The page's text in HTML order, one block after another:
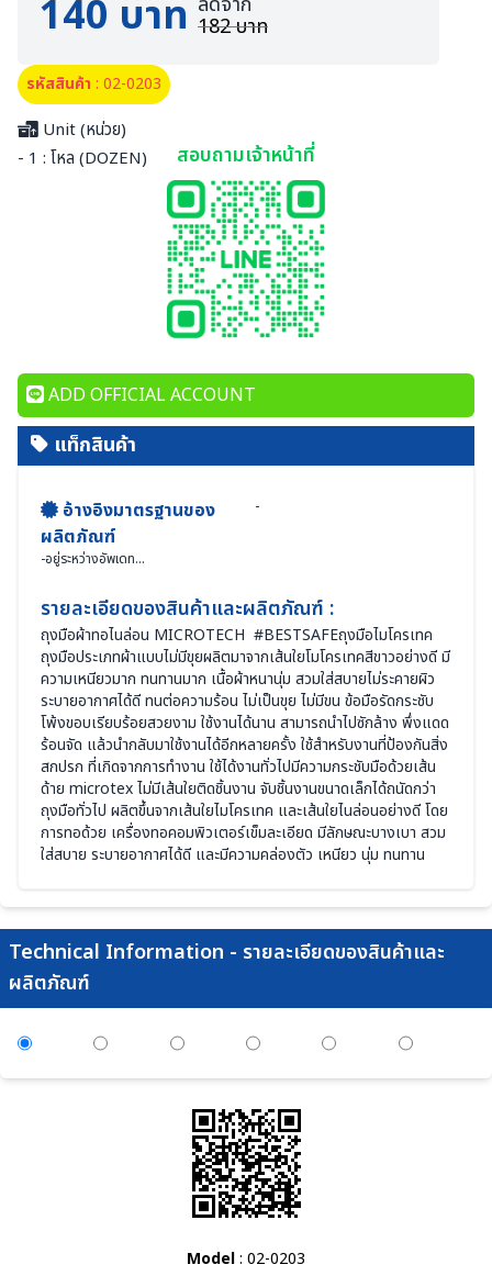
140 บาท 182 บาท
รหัสสินค้า : 02-0203
Unit (หน่วย)
- 1 : โหล (DOZEN)
สอบถามเจ้าหน้าที่
ADD OFFICIAL ACCOUNT
แท็กสินค้า
อ้างอิงมาตรฐานของ
ผลิตภัณฑ์
-อยู่ระหว่างอัพเดท...
-
รายละเอียดของสินค้าและผลิตภัณฑ์ :
ถุงมือผ้าทอไนล่อน MICROTECH #BESTSAFEถุงมือไมโครเทค
ถุงมือประเภทผ้าแบบไม่มีขุยผลิตมาจากเส้นใยโมโครเทคสีขาวอย่างดี มี
ความเหนียวมาก ทนทานมาก เนื้อผ้าหนานุ่ม สวมใส่สบายไม่ระคายผิว
ระบายอากาศได้ดี ทนต่อความร้อน ไม่เป็นขุย ไม่มีขน ข้อมือรัดกระชับ
โพ้งขอบเรียบร้อยสวยงาม ใช้งานได้นาน สามารถนำไปซักล้าง พึ่งแดด
ร้อนจัด แล้วนำกลับมาใช้งานได้อีกหลายครั้ง ใช้สำหรับงานที่ป้องกันสิ่ง
สกปรก ที่เกิดจากการทำงาน ใช้ได้งานทั่วไปมีความกระชับมือด้วยเส้น
ด้าย microtex ไม่มีเส้นใยติดชิ้นงาน จับชิ้นงานขนาดเล็กได้ถนัดกว่า
ถุงมือทั่วไป ผลิตขึ้นจากเส้นใยไมโครเทค และเส้นใยไนล่อนอย่างดี โดย
การทอด้วย เครื่องทอคอมพิวเตอร์เข็มละเอียด มีลักษณะบางเบา สวม
ใส่สบาย ระบายอากาศได้ดี และมีความคล่องตัว เหนียว นุ่ม ทนทาน
Technical Information - รายละเอียดของสินค้าและ
ผลิตภัณฑ์
Model: 02-0203